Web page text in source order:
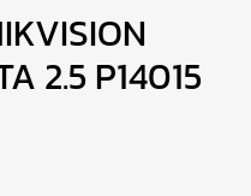
2.5 P14015